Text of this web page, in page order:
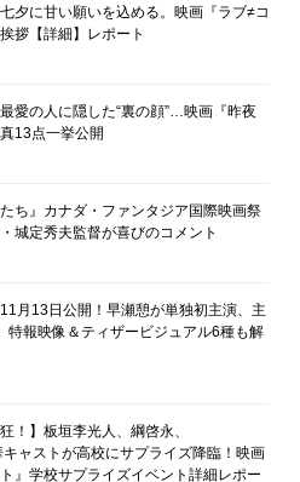
夕に甘い願いを込める。映画『ラブ≠コ
拶【詳細】レポート
愛の人に隠した“裏の顔”…映画『昨夜
13点一挙公開
ち』カナダ・ファンタジア国際映画祭
城定秀夫監督が喜びのコメント
月13日公開！早瀬憩が単独初主演、主
特報映像＆ティザービジュアル6種も解
！】板垣李光人、綱啓永、
ャストが高校にサプライズ降臨！映画
』学校サプライズイベント詳細レポー